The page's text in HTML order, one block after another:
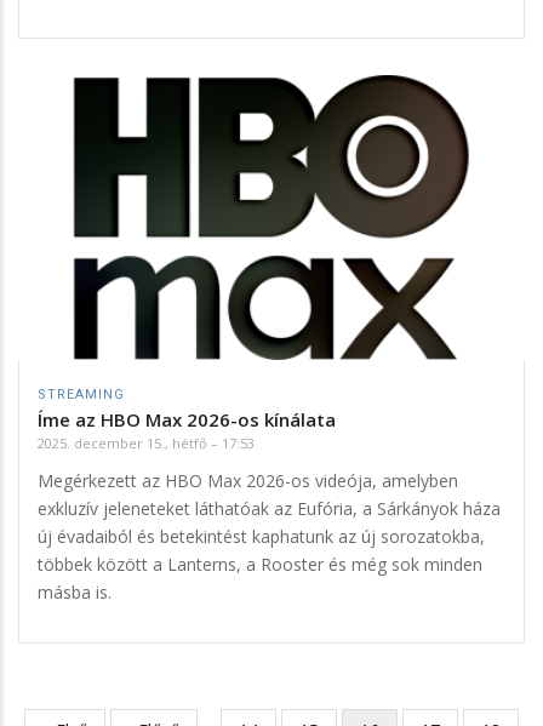
STREAMING
Íme az HBO Max 2026-os kínálata
2025. december 15., hétfő – 17:53
Megérkezett az HBO Max 2026-os videója, amelyben
exkluzív jeleneteket láthatóak az Eufória, a Sárkányok háza
új évadaiból és betekintést kaphatunk az új sorozatokba,
többek között a Lanterns, a Rooster és még sok minden
másba is.